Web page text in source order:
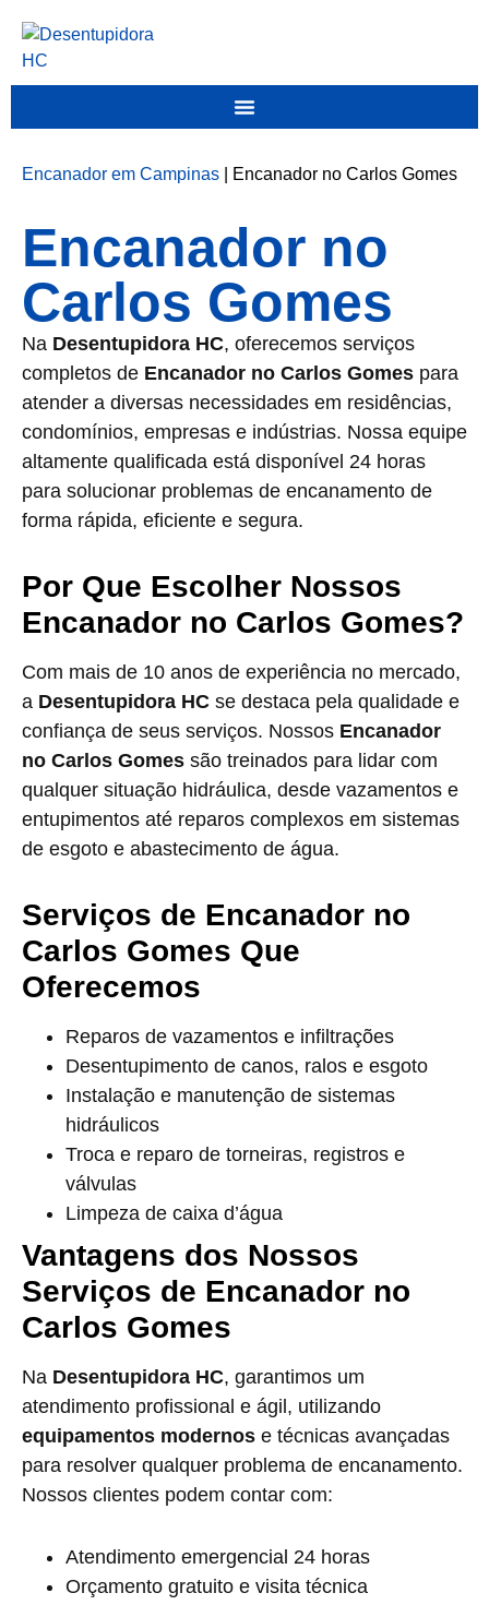
Encanador em Campinas Encanador no Carlos Gomes
Encanador no
Carlos Gomes
Na Desentupidora HC, oferecemos serviços
completos de Encanador no Carlos Gomes para
atender a diversas necessidades em residências,
condomínios, empresas e indústrias. Nossa equipe
altamente qualificada está disponível 24 horas
para solucionar problemas de encanamento de
forma rápida, eficiente e segura.
Por Que Escolher Nossos
Encanador no Carlos Gomes?
Com mais de 10 anos de experiência no mercado,
a Desentupidora HC se destaca pela qualidade e
confiança de seus serviços. Nossos Encanador
no Carlos Gomes são treinados para lidar com
qualquer situação hidráulica, desde vazamentos e
entupimentos até reparos complexos em sistemas
de esgoto e abastecimento de água.
Serviços de Encanador no
Carlos Gomes Que
Oferecemos
Reparos de vazamentos e infiltrações
Desentupimento de canos, ralos e esgoto
Instalação e manutenção de sistemas
hidráulicos
Troca e reparo de torneiras, registros e
válvulas
Limpeza de caixa d’água
Vantagens dos Nossos
Serviços de Encanador no
Carlos Gomes
Na Desentupidora HC, garantimos um
atendimento profissional e ágil, utilizando
equipamentos modernos e técnicas avançadas
para resolver qualquer problema de encanamento.
Nossos clientes podem contar com:
Atendimento emergencial 24 horas
Orçamento gratuito e visita técnica